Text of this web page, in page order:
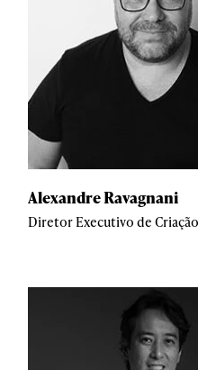
Alexandre Ravagnani
Diretor Executivo de